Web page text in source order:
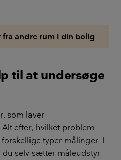
fra andre rum i din bolig
til at undersøge
som laver
efter, hvilket problem
typer målinger. I
selv sætter måleudstyr